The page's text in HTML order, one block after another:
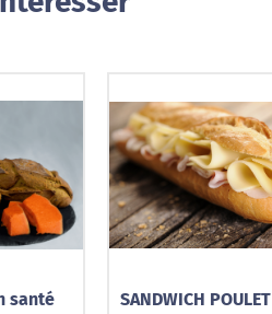
santé
SANDWICH POULET